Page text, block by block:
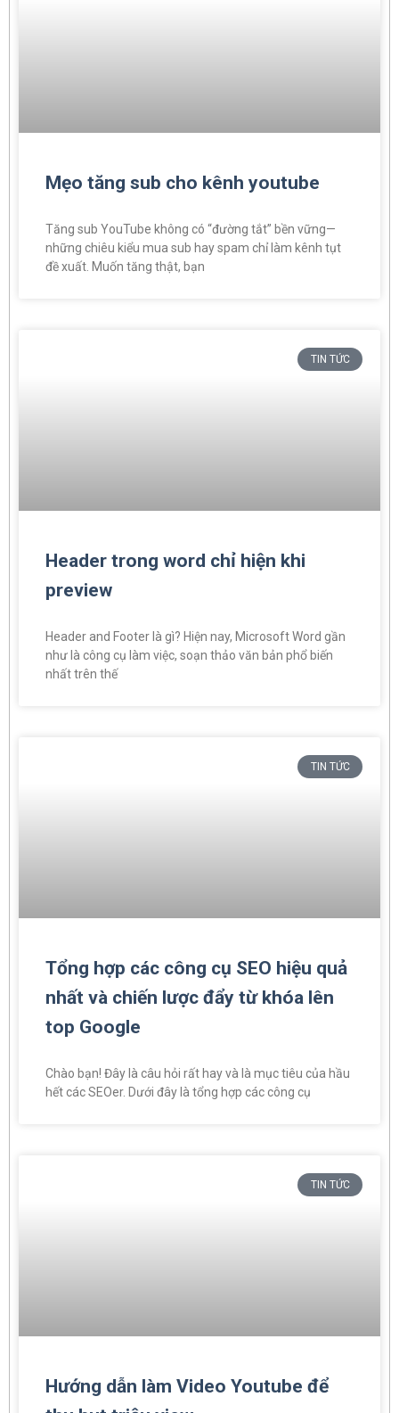
Mẹo tăng sub cho kênh youtube
Tăng sub YouTube không có “đường tắt” bền vững—
những chiêu kiểu mua sub hay spam chỉ làm kênh tụt
đề xuất. Muốn tăng thật, bạn
TIN TỨC
Header trong word chỉ hiện khi
preview
Header and Footer là gì? Hiện nay, Microsoft Word gần
như là công cụ làm việc, soạn thảo văn bản phổ biến
nhất trên thế
TIN TỨC
Tổng hợp các công cụ SEO hiệu quả
nhất và chiến lược đẩy từ khóa lên
top Google
Chào bạn! Đây là câu hỏi rất hay và là mục tiêu của hầu
hết các SEOer. Dưới đây là tổng hợp các công cụ
TIN TỨC
Hướng dẫn làm Video Youtube để